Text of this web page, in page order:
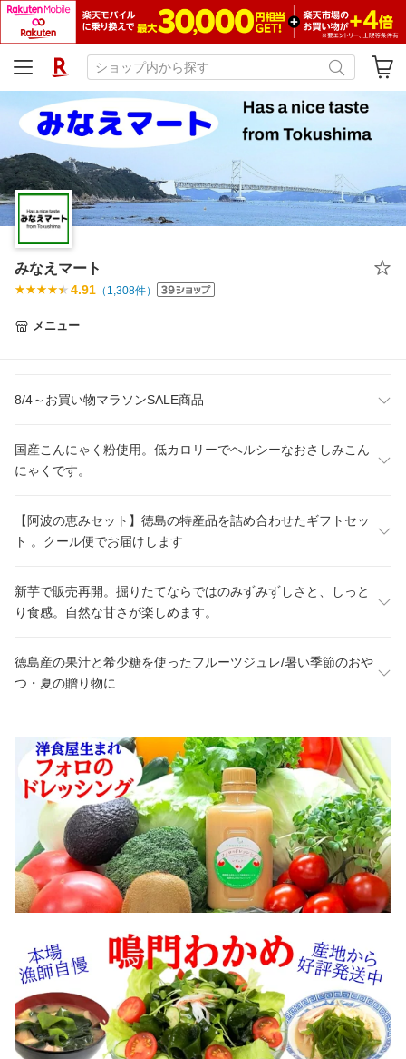
みなえマート
4.91 （ 1,308件）
メニュー
8/4～お買い物マラソンSALE商品
国産こんにゃく粉使用。低カロリーでヘルシーなおさしみこん
にゃくです。
【阿波の恵みセット】徳島の特産品を詰め合わせたギフトセッ
ト 。クール便でお届けします
新芋で販売再開。掘りたてならではのみずみずしさと、しっと
り食感。自然な甘さが楽しめます。
徳島産の果汁と希少糖を使ったフルーツジュレ/暑い季節のおや
つ・夏の贈り物に